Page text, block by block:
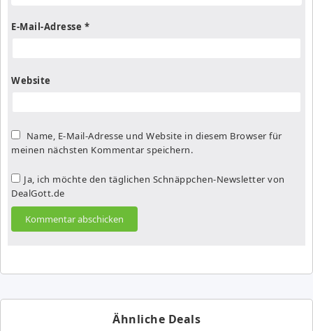
E-Mail-Adresse *
Website
Name, E-Mail-Adresse und Website in diesem Browser für
meinen nächsten Kommentar speichern.
Ja, ich möchte den täglichen Schnäppchen-Newsletter von
DealGott.de
Ähnliche Deals